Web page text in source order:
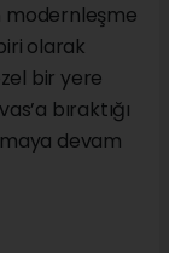
modernleşme
olarak
bir yere
bıraktığı
devam